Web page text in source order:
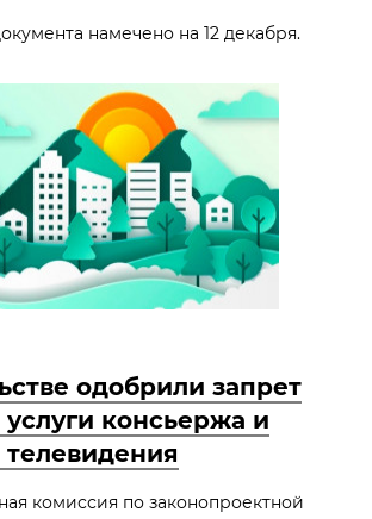
намечено на 12 декабря.
одобрили запрет
услуги консьержа и
телевидения
комиссия по законопроектной